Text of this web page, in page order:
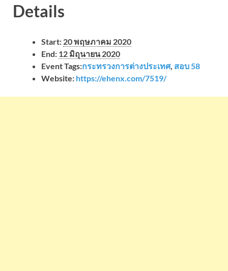
Details
Start: 20 พฤษภาคม 2020
End: 12 มิถุนายน 2020
Event Tags:กระทรวงการต่างประเทศ, สอบ 58
Website: https://ehenx.com/7519/